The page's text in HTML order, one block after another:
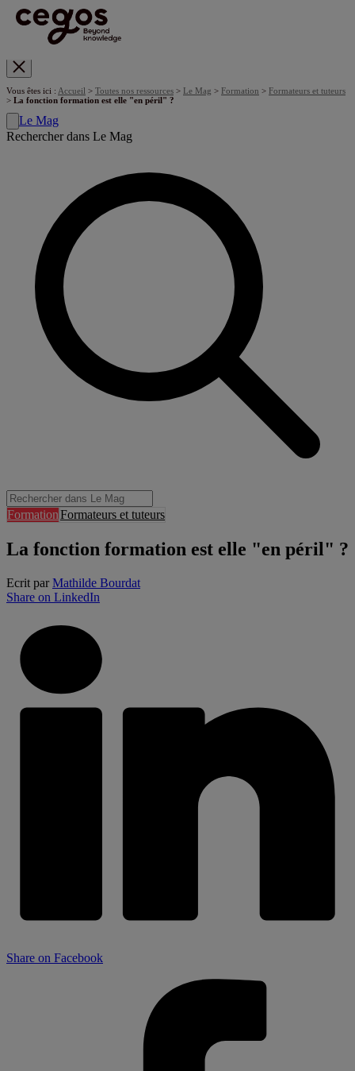
Vous êtes ici : Accueil > Toutes nos ressources > Le Mag > Formation > Formateurs et tuteurs
> La fonction formation est elle "en péril" ?
Le Mag
Rechercher dans Le Mag
FormationFormateurs et tuteurs
La fonction formation est elle "en péril" ?
Ecrit parMathilde Bourdat
Share on LinkedIn
Share on Facebook